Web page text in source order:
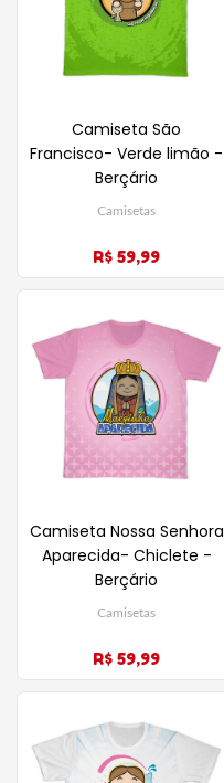
Camiseta São
Francisco- Verde limão -
Berçário
Camisetas
R$ 59,99
Camiseta Nossa Senhora
Aparecida- Chiclete -
Berçário
Camisetas
R$ 59,99